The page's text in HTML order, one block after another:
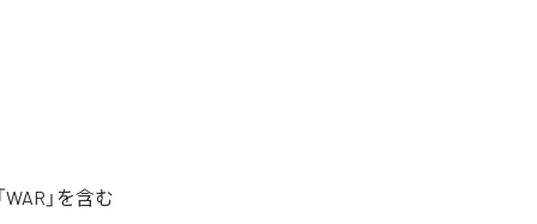
」を含む